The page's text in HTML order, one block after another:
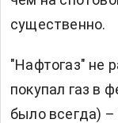
существенно.
"Нафтогаз" не
покупал газ в
было всегда)